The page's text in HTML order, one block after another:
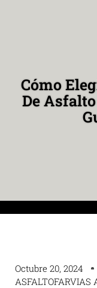
Cómo
De
Octubre 20, 2024
ASFALTOFARVIAS